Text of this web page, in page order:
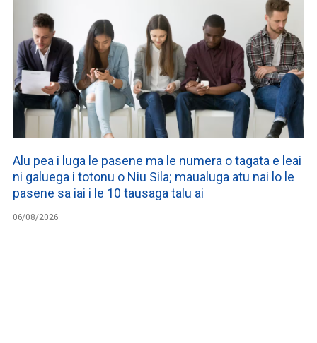
Alu pea i luga le pasene ma le numera o tagata e leai
ni galuega i totonu o Niu Sila; maualuga atu nai lo le
pasene sa iai i le 10 tausaga talu ai
06/08/2026